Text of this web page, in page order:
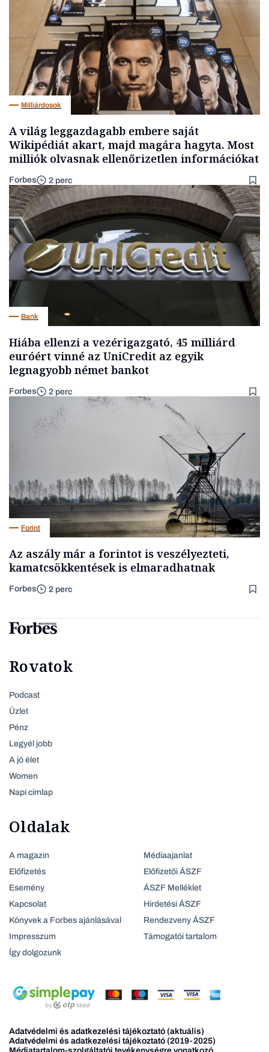
Milliárdosok
A világ leggazdagabb embere saját
Wikipédiát akart, majd magára hagyta. Most
milliók olvasnak ellenőrizetlen információkat
Forbes 2 perc
Bank
Hiába ellenzi a vezérigazgató, 45 milliárd
euróért vinné az UniCredit az egyik
legnagyobb német bankot
Forbes 2 perc
Forint
Az aszály már a forintot is veszélyezteti,
kamatcsökkentések is elmaradhatnak
Forbes 2 perc
Rovatok
Podcast
Üzlet
Pénz
Legyél jobb
A jó élet
Women
Napi címlap
Oldalak
A magazin
Előfizetés
Esemény
Kapcsolat
Könyvek a Forbes ajánlásával
Impresszum
Így dolgozunk
Médiaajanlat
Előfizetői ÁSZF
ÁSZF Melléklet
Hirdetési ÁSZF
Rendezveny ÁSZF
Támogatói tartalom
Adatvédelmi és adatkezelési tájékoztató (aktuális)
Adatvédelmi és adatkezelési tájékoztató (2019-2025)